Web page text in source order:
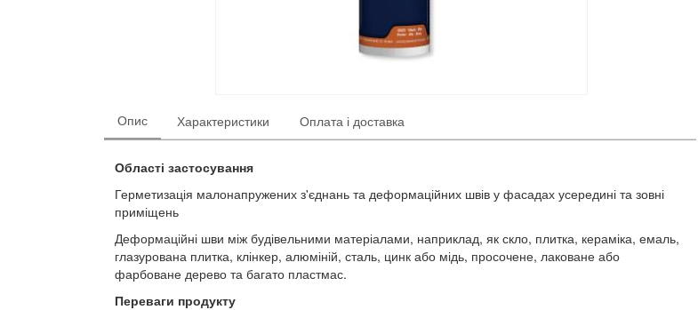
Опис Характеристики Оплата і доставка
Області застосування
Герметизація малонапружених з'єднань та деформаційних швів у фасадах усередині та зовні
приміщень
Деформаційні шви між будівельними матеріалами, наприклад, як скло, плитка, кераміка, емаль,
глазурована плитка, клінкер, алюміній, сталь, цинк або мідь, просочене, лаковане або
фарбоване дерево та багато пластмас.
Переваги продукту